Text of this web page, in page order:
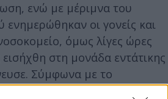
ενώ με μέριμνα του
ενημερώθηκαν οι γονείς και
όμως λίγες ώρες
στη μονάδα εντάτικης
Σύμφωνα με το
παρουσιάσει αιμορραγικό